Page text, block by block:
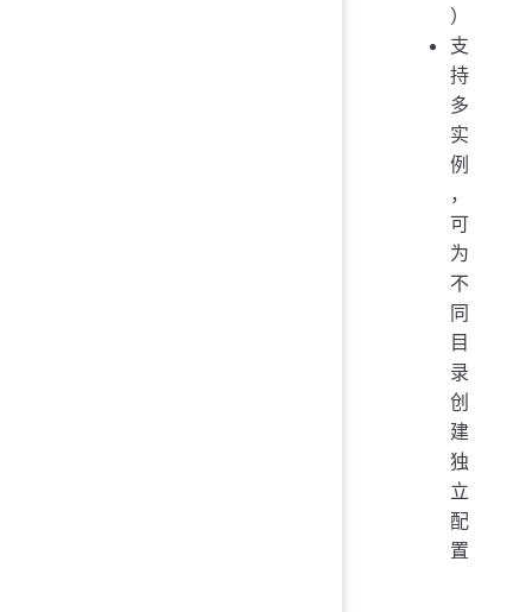
）
支
持
多
实
例
，
可
为
不
同
目
录
创
建
独
立
配
置